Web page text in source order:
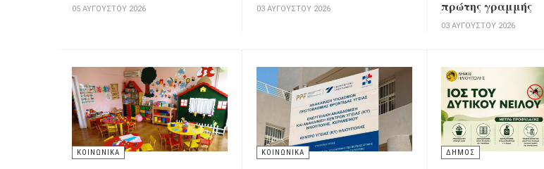
05 ΑΥΓΟΎΣΤΟΥ 2026 03 ΑΥΓΟΎΣΤΟΥ 2026
πρώτης γραμμής
03 ΑΥΓΟΎΣΤΟΥ 2026
ΚΟΙΝΩΝΙΚΑ ΚΟΙΝΩΝΙΚΑ ΔΗΜΟΣ